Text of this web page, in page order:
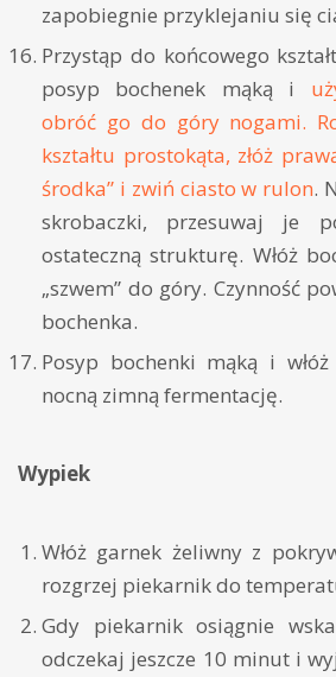
zapobiegnie przyklejaniu się
Przystąp do końcowego
posyp bochenek mąką i
obróć go do góry nogami.
kształtu prostokąta, złóż
środka” i zwiń ciasto w rulon.
skrobaczki, przesuwaj je
ostateczną strukturę. Włóż
„szwem” do góry. Czynność
bochenka.
Posyp bochenki mąką i
nocną zimną fermentację.
Wypiek
Włóż garnek żeliwny z
rozgrzej piekarnik do
Gdy piekarnik osiągnie
odczekaj jeszcze 10 minut i